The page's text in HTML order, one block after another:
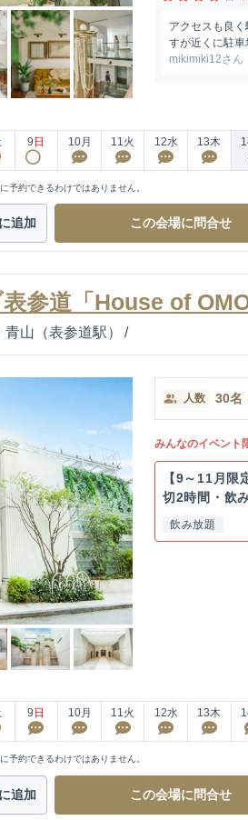
アクセスも良
すが近くに駐車
mikimiki12さん
9 日 10月 11 火 12水 13木
予約できるわけではありません。
追加 この会場に問合せ
参道「House of
山（表参道駅） /
人数 30名
みんなのイベント
【9～11月限
切2時間・飲
飲み放題
9 日 10月 11火 12水 13木
予約できるわけではありません。
追加 この会場に問合せ